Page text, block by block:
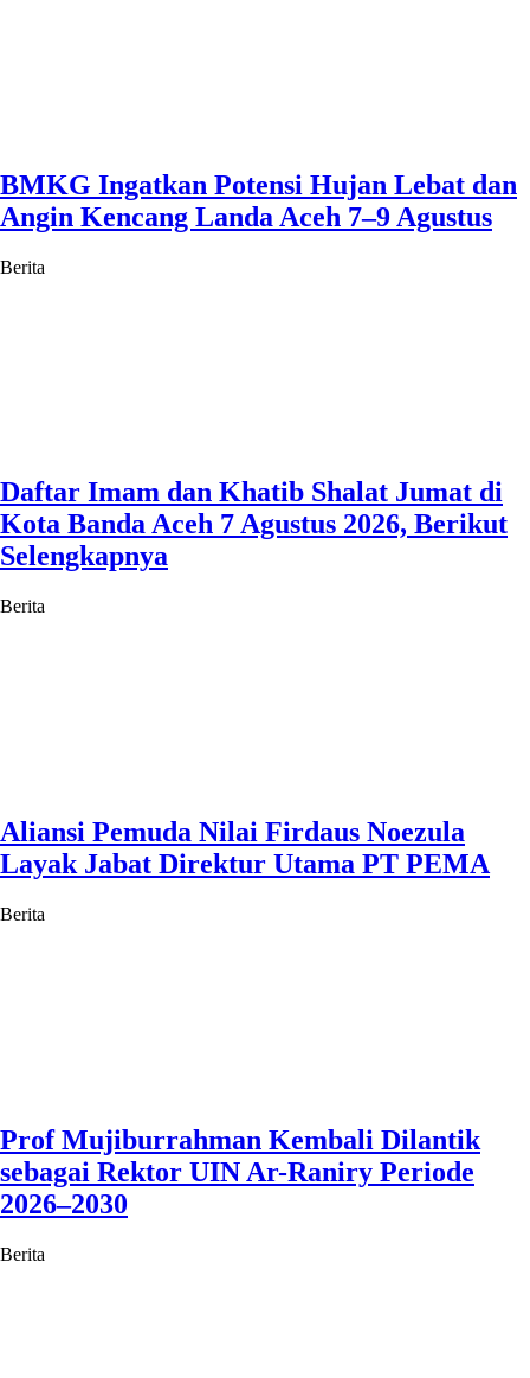
BMKG Ingatkan Potensi Hujan Lebat dan
Angin Kencang Landa Aceh 7–9 Agustus
Berita
Daftar Imam dan Khatib Shalat Jumat di
Kota Banda Aceh 7 Agustus 2026, Berikut
Selengkapnya
Berita
Aliansi Pemuda Nilai Firdaus Noezula
Layak Jabat Direktur Utama PT PEMA
Berita
Prof Mujiburrahman Kembali Dilantik
sebagai Rektor UIN Ar-Raniry Periode
2026–2030
Berita